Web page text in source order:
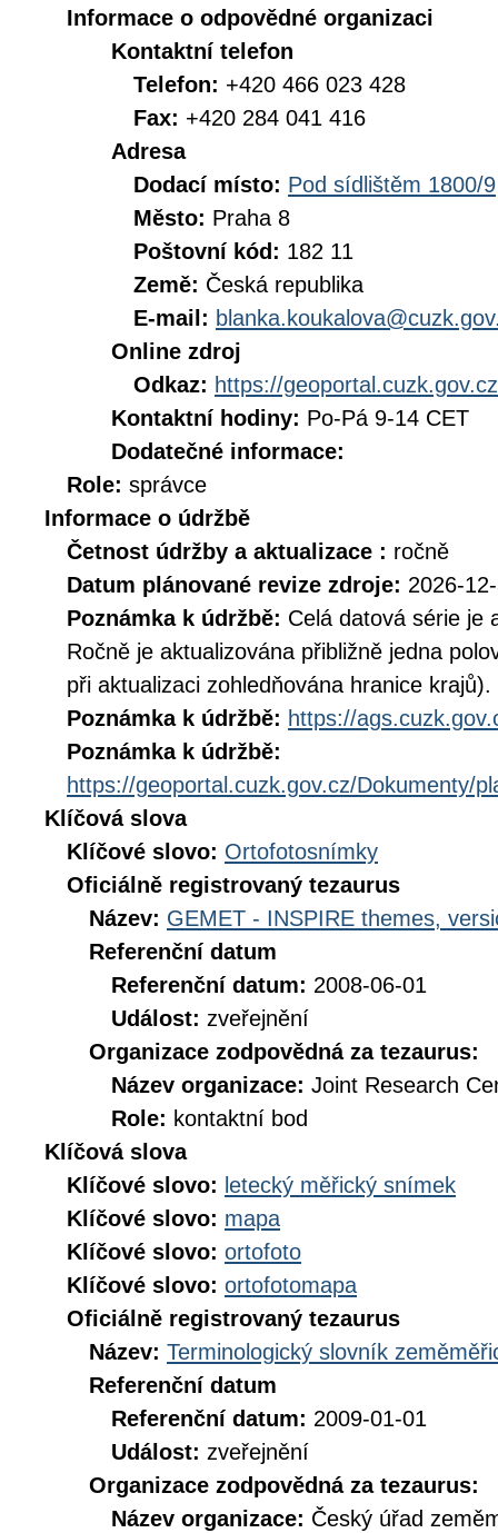
Informace o odpovědné organizaci
Kontaktní telefon
Telefon: +420 466 023 428
Fax: +420 284 041 416
Adresa
Dodací místo: Pod sídlištěm 1800/9
Město: Praha 8
Poštovní kód: 182 11
Země: Česká republika
E-mail:
Online zdroj
Odkaz: https://geoportal.cuzk.gov.cz
Kontaktní hodiny: Po-Pá 9-14 CET
Dodatečné informace:
Role: správce
Informace o údržbě
Četnost údržby a aktualizace : ročně
Datum plánované revize zdroje: 2026-
Poznámka k údržbě: Celá datová série je
Ročně je aktualizována přibližně jedna
při aktualizaci zohledňována hranice krajů).
Poznámka k údržbě: https://
Poznámka k údržbě:
https://geoportal.cuzk.gov.cz/Dokumenty/
Klíčová slova
Klíčové slovo: Ortofotosnímky
Oficiálně registrovaný tezaurus
Název: GEMET - INSPIRE themes,
Referenční datum
Referenční datum: 2008-06-01
Událost: zveřejnění
Organizace zodpovědná za tezaurus:
Název organizace: Joint Research
Role: kontaktní bod
Klíčová slova
Klíčové slovo: letecký měřický snímek
Klíčové slovo: mapa
Klíčové slovo: ortofoto
Klíčové slovo: ortofotomapa
Oficiálně registrovaný tezaurus
Název: Terminologický slovník
Referenční datum
Referenční datum: 2009-01-01
Událost: zveřejnění
Organizace zodpovědná za tezaurus:
Název organizace: Český úřad